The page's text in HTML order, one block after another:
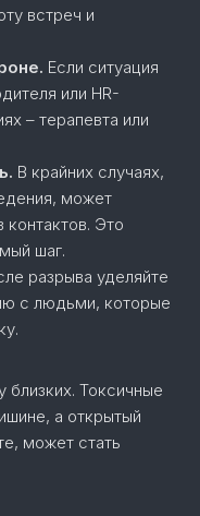
встреч и
Если ситуация
или HR-
– терапевта или
В крайних случаях,
может
контактов. Это
шаг.
разрыва уделяйте
с людьми, которые
Токсичные
а открытый
может стать